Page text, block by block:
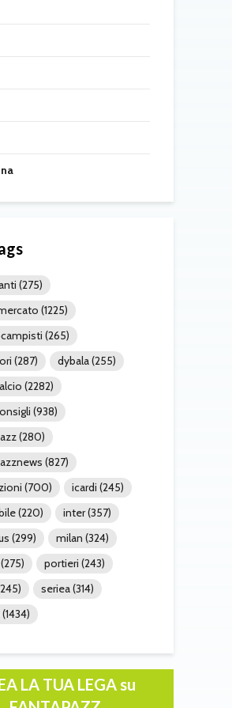
(275)
(1225)
(265)
(287) dybala(255)
(2282)
(938)
(280)
(827)
(700) icardi (245)
(220) inter(357)
(299) milan (324)
(275) portieri (243)
seriea(314)
(1434)
LA TUA LEGA su